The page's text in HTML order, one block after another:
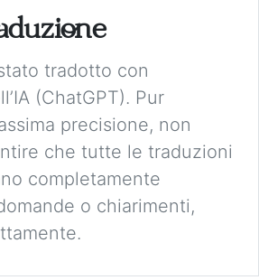
tradotto con
(ChatGPT). Pur
precisione, non
che tutte le traduzioni
completamente
o chiarimenti,